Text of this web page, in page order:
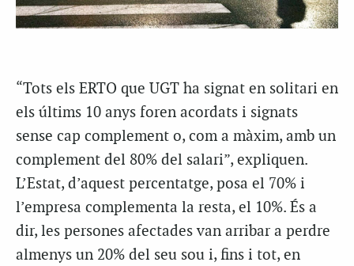
“Tots els ERTO que UGT ha signat en solitari en
els últims 10 anys foren acordats i signats
sense cap complement o, com a màxim, amb un
complement del 80% del salari”, expliquen.
L’Estat, d’aquest percentatge, posa el 70% i
l’empresa complementa la resta, el 10%. És a
dir, les persones afectades van arribar a perdre
almenys un 20% del seu sou i, fins i tot, en